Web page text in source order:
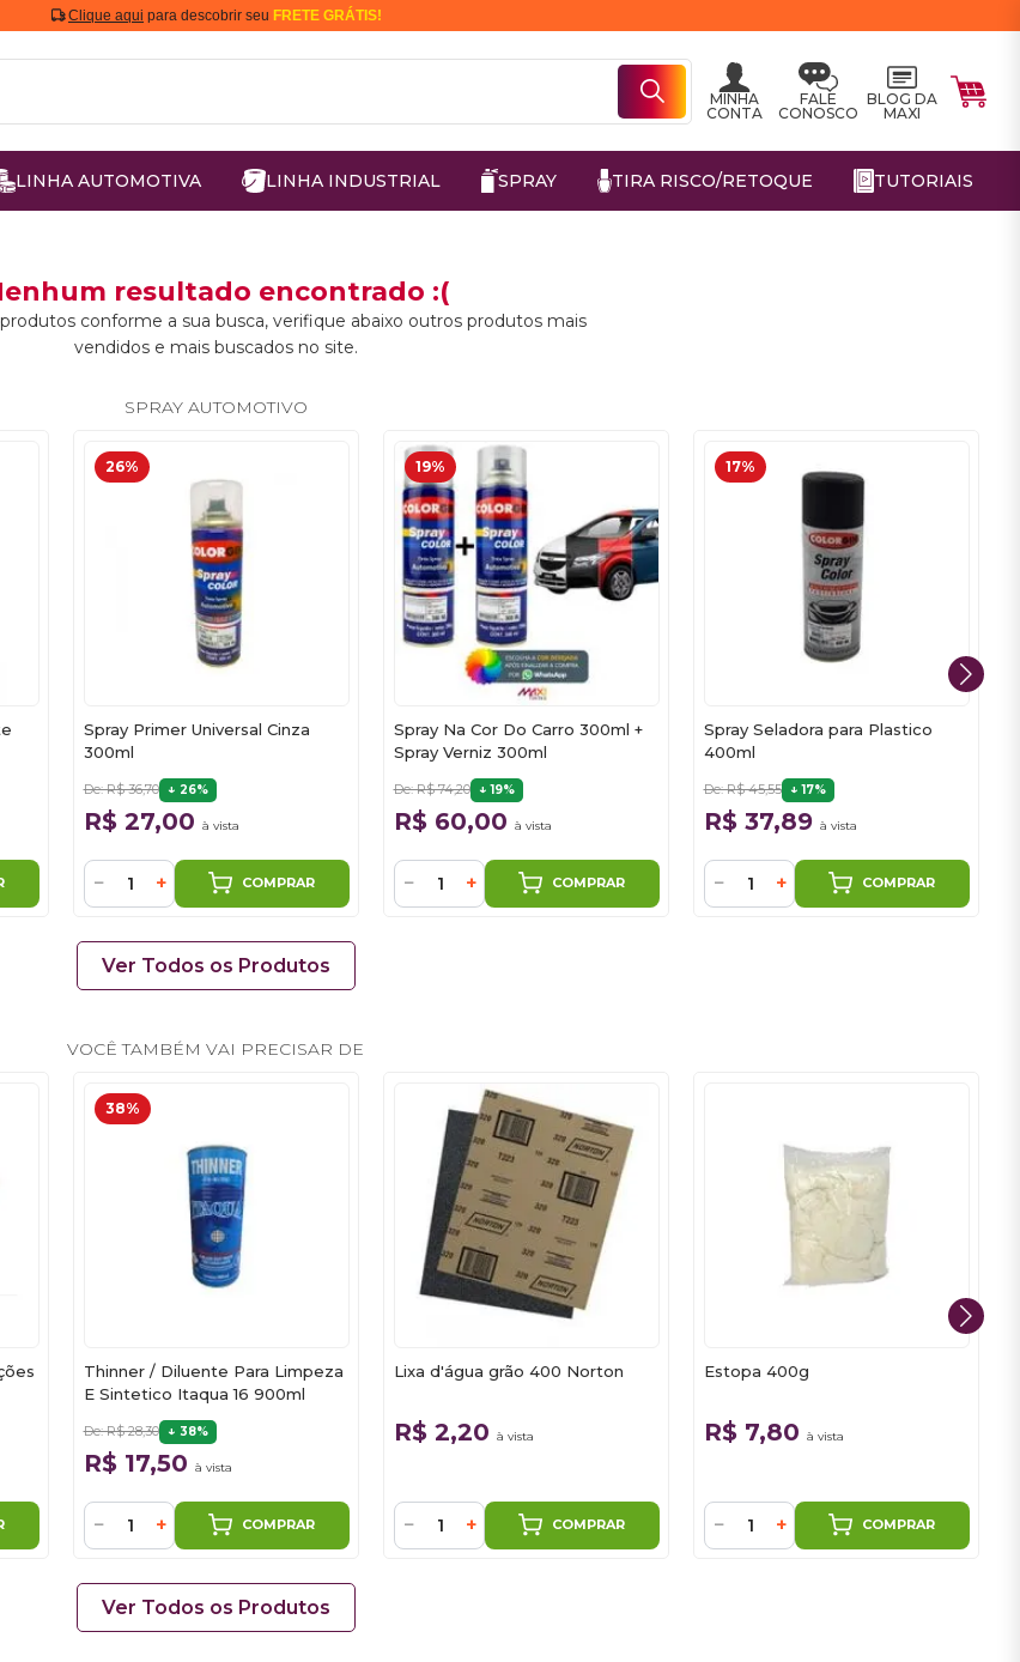
Clique aqui para descobrir seu FRETE GRÁTIS!
MINHA
CONTA
FALE
CONOSCO
BLOG DA
MAXI
LINHA AUTOMOTIVA LINHA INDUSTRIAL SPRAY TIRA RISCO/RETOQUE TUTORIAIS
resultado encontrado :(
conforme a sua busca, verifique abaixo outros produtos mais
vendidos e mais buscados no site.
SPRAY AUTOMOTIVO
26%
Spray Primer Universal Cinza
300ml
De: R$ 36,70 26%
R$ 27,00 à vista
− + COMPRAR
19%
Spray Na Cor Do Carro 300ml +
Spray Verniz 300ml
De: R$ 74,20 19%
R$ 60,00 à vista
− + COMPRAR
17%
Spray Seladora para Plastico
400ml
De: R$ 45,55 17%
R$ 37,89 à vista
− + COMPRAR
Ver Todos os Produtos
VOCÊ TAMBÉM VAI PRECISAR DE
38%
Thinner / Diluente Para Limpeza
E Sintetico Itaqua 16 900ml
De: R$ 28,30 38%
R$ 17,50 à vista
− + COMPRAR
Lixa d'água grão 400 Norton
R$ 2,20 à vista
− + COMPRAR
Estopa 400g
R$ 7,80 à vista
− + COMPRAR
Ver Todos os Produtos